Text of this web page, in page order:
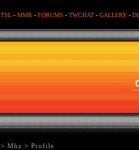
TSL - MMR - FORUMS - TWCHAT - GALLERY -
> Mhz > Profile